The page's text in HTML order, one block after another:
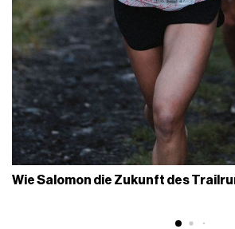
Wie Salomon die Zukunft des